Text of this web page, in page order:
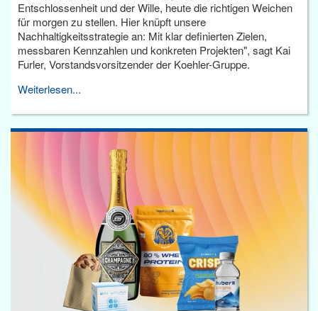
Entschlossenheit und der Wille, heute die richtigen Weichen
für morgen zu stellen. Hier knüpft unsere
Nachhaltigkeitsstrategie an: Mit klar definierten Zielen,
messbaren Kennzahlen und konkreten Projekten", sagt Kai
Furler, Vorstandsvorsitzender der Koehler-Gruppe.
Weiterlesen...